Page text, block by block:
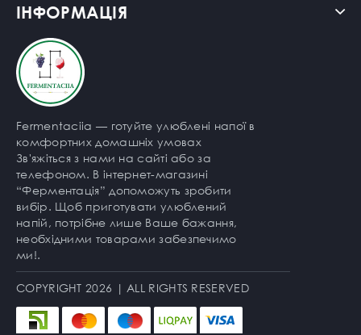
ІНФОРМАЦІЯ
Fermentaciia — готуйте улюблені напої в
комфортних домашніх умовах
Зв'яжіться з нами на сайті або за
телефоном. В інтернет-магазині
“Ферментація” допоможуть зробити
вибір. Щоб приготувати улюблений
напій, потрібне лише Ваше бажання,
необхідними товарами забезпечимо
ми!.
COPYRIGHT 2026 | ALL RIGHTS RESERVED